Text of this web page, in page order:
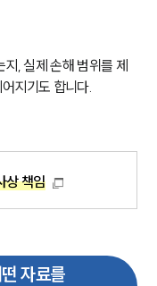
, 실제 손해 범위를 제
지기도 합니다.
상 책임
자료를